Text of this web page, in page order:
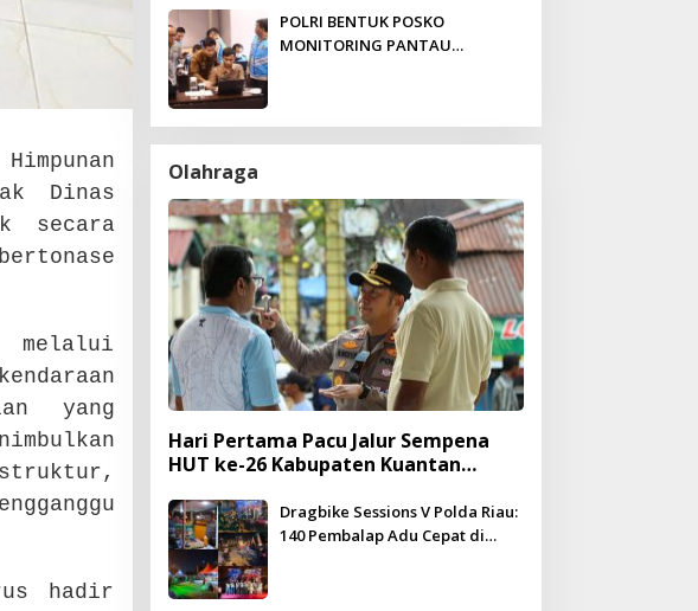
Dinas
secara
melalui
yang
hadir
POLRI BENTUK POSKO
MONITORING PANTAU
Olahraga
Hari Pertama Pacu Jalur Sempena
HUT ke-26 Kabupaten Kuantan
Kondusif
Dragbike Sessions V Polda Riau:
140 Pembalap Adu Cepat di